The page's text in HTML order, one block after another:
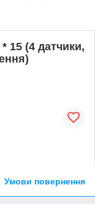
15 (4 датчики,
Умови повернення